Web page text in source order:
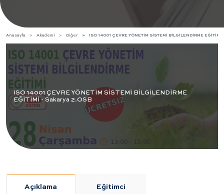
Anasayfa Akademi Diğer ISO 14001 ÇEVRE YÖNETİM SİSTEMİ BİLGİLENDİRME
ISO 14001 ÇEVRE YÖNETİM SİSTEMİ BİLGİLENDİRME
EĞİTİMİ - Sakarya 2.OSB
Açıklama Eğitimci